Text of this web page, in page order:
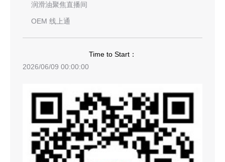
润滑油聚焦直播间
OEM 线上通
Time to Start：
2026/06/09 00:00:00